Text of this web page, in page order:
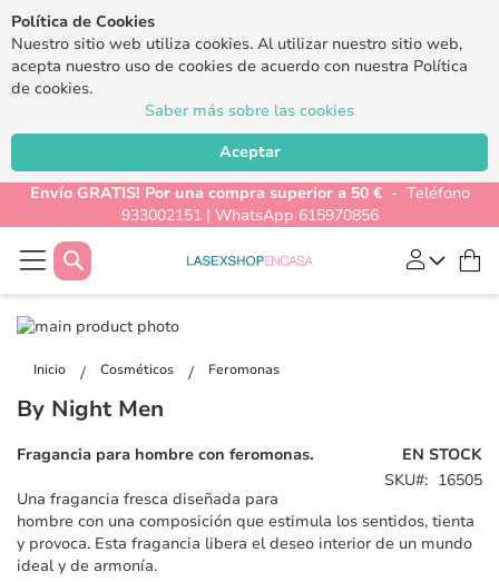
Política de Cookies
Nuestro sitio web utiliza cookies. Al utilizar nuestro sitio web,
acepta nuestro uso de cookies de acuerdo con nuestra Política
de cookies.
Saber más sobre las cookies
Aceptar
Envío GRATIS! Por una compra superior a 50 €- Teléfono
933002151 | WhatsApp 615970856
Buscar
Inicio Cosméticos Feromonas
Saltar
final
la
de
de
galería
imágenes
By Night Men
EN STOCK
SKU
16505
Fragancia para hombre con feromonas.
Una fragancia fresca diseñada para
hombre con una composición que estimula los sentidos, tienta
y provoca. Esta fragancia libera el deseo interior de un mundo
ideal y de armonía.